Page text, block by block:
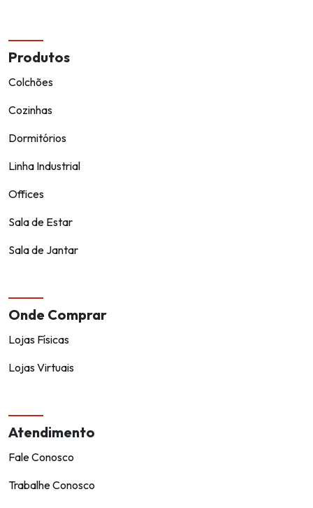
Produtos
Colchões
Cozinhas
Dormitórios
Linha Industrial
Offices
Sala de Estar
Sala de Jantar
Onde Comprar
Lojas Físicas
Lojas Virtuais
Atendimento
Fale Conosco
Trabalhe Conosco